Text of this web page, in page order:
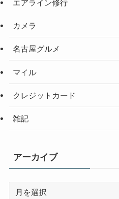
エアライン修行
カメラ
名古屋グルメ
マイル
クレジットカード
雑記
アーカイブ